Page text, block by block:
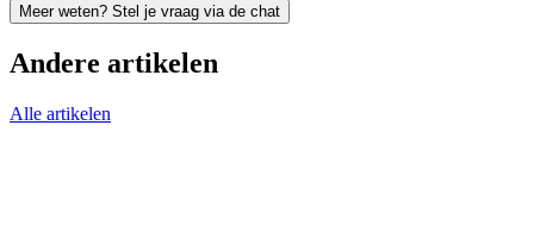
Meer weten? Stel je vraag via de chat
Andere artikelen
Alle artikelen